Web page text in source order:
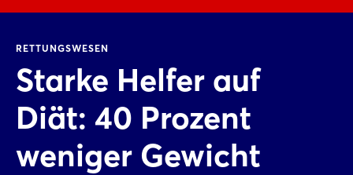
RETTUNGSWESEN
Starke Helfer auf
Diät: 40 Prozent
weniger Gewicht